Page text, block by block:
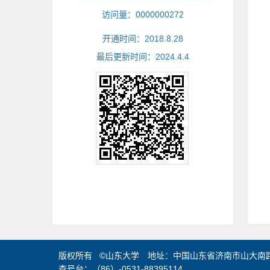
访问量： 0000000272
开通时间： 2018 8 28
最后更新时间： 2024 4 4
版权所有 ©山东大学 地址：中国山东省济南市山大